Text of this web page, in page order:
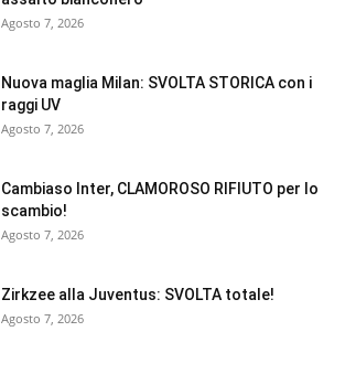
Agosto 7, 2026
Nuova maglia Milan: SVOLTA STORICA con i
raggi UV
Agosto 7, 2026
Cambiaso Inter, CLAMOROSO RIFIUTO per lo
scambio!
Agosto 7, 2026
Zirkzee alla Juventus: SVOLTA totale!
Agosto 7, 2026